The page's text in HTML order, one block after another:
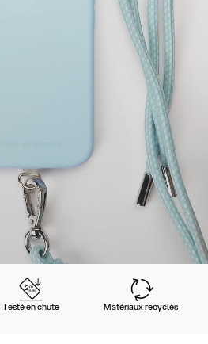
Testé en chute Matériaux recyclés